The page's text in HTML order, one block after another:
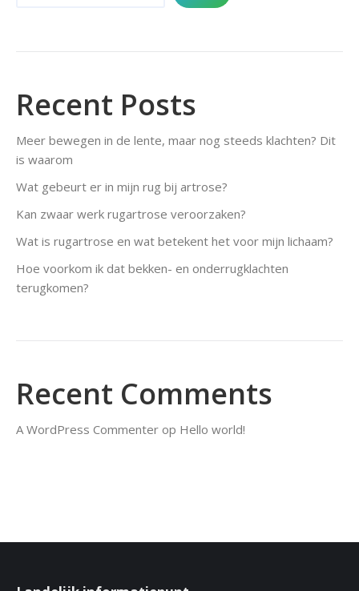
Recent Posts
Meer bewegen in de lente, maar nog steeds klachten? Dit
is waarom
Wat gebeurt er in mijn rug bij artrose?
Kan zwaar werk rugartrose veroorzaken?
Wat is rugartrose en wat betekent het voor mijn lichaam?
Hoe voorkom ik dat bekken- en onderrugklachten
terugkomen?
Recent Comments
A WordPress Commenter op Hello world!